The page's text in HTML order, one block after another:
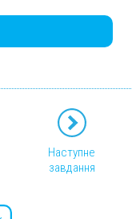
Наступне
завдання